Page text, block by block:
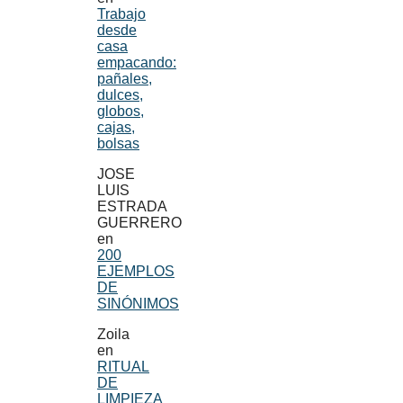
Trabajo
desde
casa
empacando:
pañales,
dulces,
globos,
cajas,
bolsas
JOSE
LUIS
ESTRADA
GUERRERO
en
200
EJEMPLOS
DE
SINÓNIMOS
Zoila
en
RITUAL
DE
LIMPIEZA